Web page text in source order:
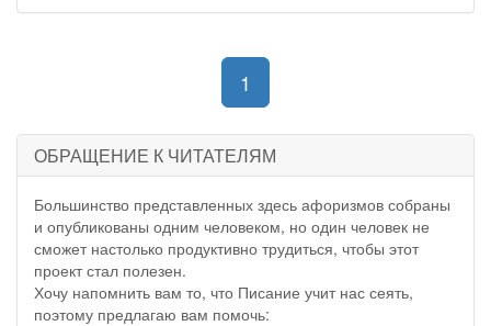
1
ОБРАЩЕНИЕ К ЧИТАТЕЛЯМ
Большинство представленных здесь афоризмов собраны
и опубликованы одним человеком, но один человек не
сможет настолько продуктивно трудиться, чтобы этот
проект стал полезен.
Хочу напомнить вам то, что Писание учит нас сеять,
поэтому предлагаю вам помочь: